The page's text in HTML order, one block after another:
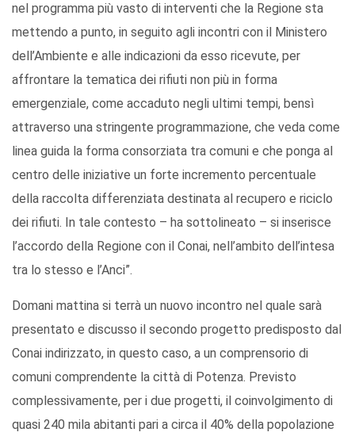
nel programma più vasto di interventi che la Regione sta
mettendo a punto, in seguito agli incontri con il Ministero
dell’Ambiente e alle indicazioni da esso ricevute, per
affrontare la tematica dei rifiuti non più in forma
emergenziale, come accaduto negli ultimi tempi, bensì
attraverso una stringente programmazione, che veda come
linea guida la forma consorziata tra comuni e che ponga al
centro delle iniziative un forte incremento percentuale
della raccolta differenziata destinata al recupero e riciclo
dei rifiuti. In tale contesto – ha sottolineato – si inserisce
l’accordo della Regione con il Conai, nell’ambito dell’intesa
tra lo stesso e l’Anci”.
Domani mattina si terrà un nuovo incontro nel quale sarà
presentato e discusso il secondo progetto predisposto dal
Conai indirizzato, in questo caso, a un comprensorio di
comuni comprendente la città di Potenza. Previsto
complessivamente, per i due progetti, il coinvolgimento di
quasi 240 mila abitanti pari a circa il 40% della popolazione